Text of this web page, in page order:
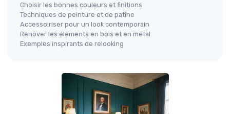
Choisir les bonnes couleurs et finitions
Techniques de peinture et de patine
Accessoiriser pour un look contemporain
Rénover les éléments en bois et en métal
Exemples inspirants de relooking